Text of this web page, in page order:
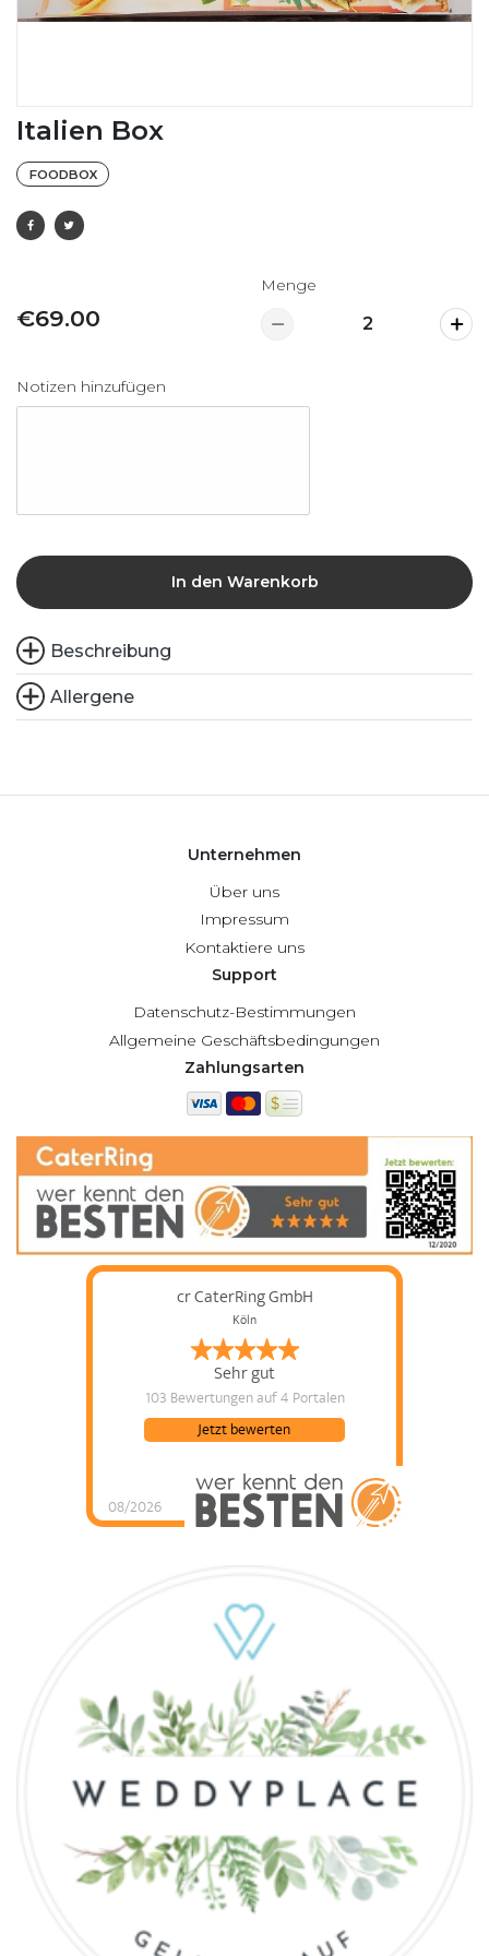
Italien Box
FOODBOX
€69.00
Menge
Notizen hinzufügen
In den Warenkorb
Allergene
Beschreibung
Unternehmen
Über uns
Impressum
Kontaktiere uns
Support
Datenschutz-Bestimmungen
Allgemeine Geschäftsbedingungen
Zahlungsarten
cr CaterRing GmbH
Köln
Sehr gut
103 Bewertungenauf 4 Portalen
08/2026
Jetzt bewerten